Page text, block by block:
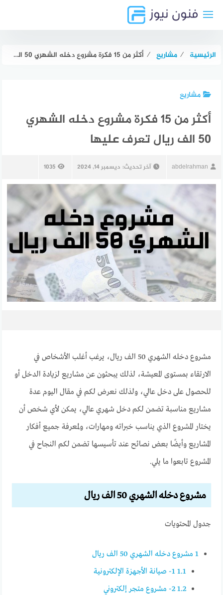
الرئيسية ⁄ مشاريع ⁄ أكثر من 15 فكرة مشروع دخله الشهري 50 الف ريال تعرف عليها
مشاريع
أكثر من 15 فكرة مشروع دخله الشهري
50 الف ريال تعرف عليها
abdelrahman آخر تحديث: ديسمبر 14, 2024 1035
مشروع دخله الشهري 50 الف ريال، يرغب أغلب الأشخاص في
الارتقاء بمستوى المعيشة، لذلك يبحثون عن مشاريع لزيادة الدخل أو
للحصول على دخل عالي، ولذلك نعرض لكم في مقال اليوم عدة
مشاريع مناسبة تضمن لكم دخل شهري عالي، يمكن لأي شخص أن
يختار المشروع الذي يناسب خبراته ومهارات، ولمعرفة جميع أفكار
المشاريع وأيضًا بعض نصائح عند تأسيسها تضمن لكم النجاح في
المشروع تابعوا ما يلي.
مشروع دخله الشهري 50 الف ريال
جدول المحتويات
1 مشروع دخله الشهري 50 الف ريال
1.1 1- صيانة الأجهزة الإلكترونية
1.2 2- مشروع متجر إلكتروني